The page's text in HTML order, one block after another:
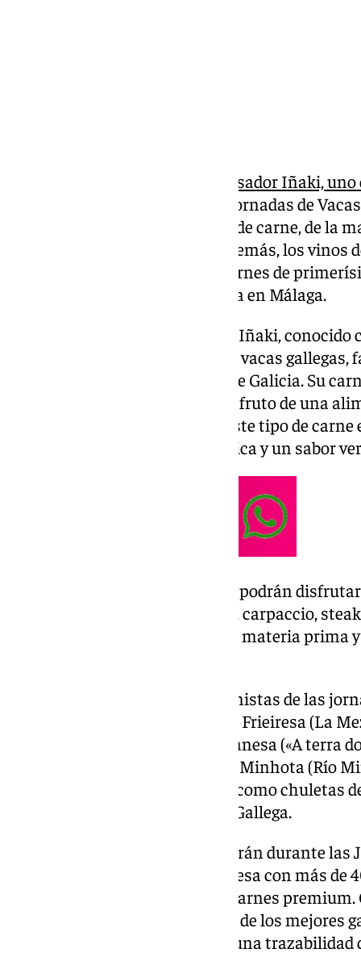
Asador Iñaki,
celebra las Jornadas de
exclusiva de los mejores cortes de carne, de la
cárnica del norte de España. Además, los vinos
encargados de maridar estas carnes de
experiencia gastronómica única en Málaga.
Durante este periodo, el Asador Iñaki, conocido
Sur», ofrecerá cortes selectos de vacas
libertad en los verdes paisajes de Galicia. Su
tierna y con un sabor profundo, fruto de una
pastos frescos y abundantes. Este tipo de
buscan una experiencia auténtica y un sabor
Para abrir boca, los comensales podrán
especiales como cecina de vaca, carpaccio,
picaña, elaborados con la mejor materia prima
En cuanto a las carnes protagonistas de las
Chuletas de vaca de razas como Frieiresa (La
(Norte de Portugal y Galicia), Vianesa («A terra
(Comarca de A Limia, Ourense), Minhota (Río
Gallega (Provincia de Lugo); así como chuletas
Asturiano de los Valles y Rubia Gallega.
Todas estas carnes, que se servirán durante las
provienen de Okelan, una empresa con más de
referente en la distribución de carnes
cuidadosamente sus productos de los mejores
internacionales, garantizando una trazabilidad